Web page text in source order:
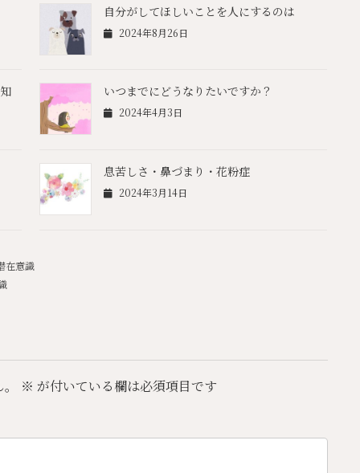
自分がしてほしいことを人にするのは
2024年8月26日
いつまでにどうなりたいですか？
2024年4月3日
息苦しさ・鼻づまり・花粉症
2024年3月14日
在意識
※ が付いている欄は必須項目です